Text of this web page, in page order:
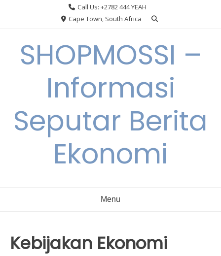
Call Us: +2782 444 YEAH
Cape Town, South Africa
SHOPMOSSI –
Informasi
Seputar Berita
Ekonomi
Menu
Kebijakan Ekonomi